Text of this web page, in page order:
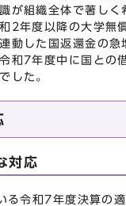
が組織全体で著しく
2年度以降の大学無
動した国返還金の急
和7年度中に国との
した。
対応
る令和7年度決算の適